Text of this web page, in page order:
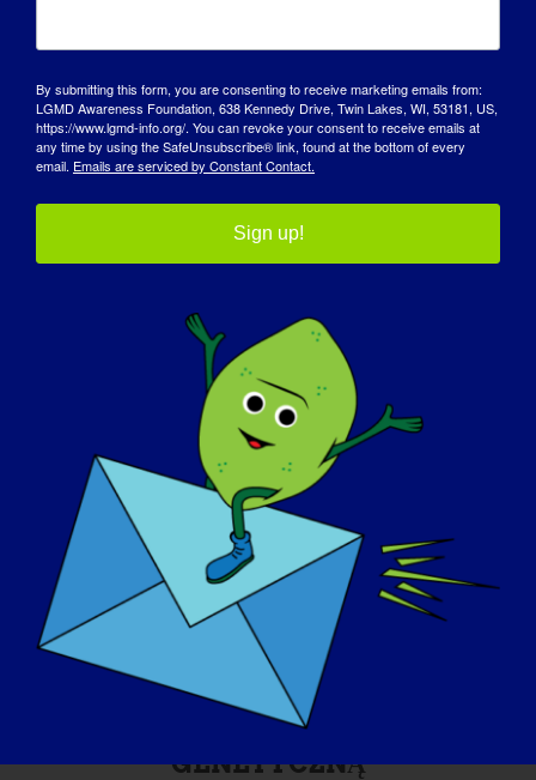
DYSTROFII MIĘŚNIOWEJ
KOŃCZYN DOLNYCH
(LGMD)
Dystrofia mięśniowa kończyn dolnych (LGMD) to
termin określający grupę rzadkich schorzeń, które
powodują osłabienie i zanik mięśni ramion i nóg.
najbliżej ciała (mięśnie proksymalne), w
szczególności mięśnie barków, ramion, obszaru
ZOBACZ WIĘCEJ FAKTÓW NA TEMAT
LGMD
LGMD JEST CHOROBĄ
GENETYCZNĄ
By submitting this form, you are consenting to receive marketing emails from:
LGMD Awareness Foundation, 638 Kennedy Drive, Twin Lakes, WI, 53181, US,
https://www.lgmd-info.org/. You can revoke your consent to receive emails at
any time by using the SafeUnsubscribe® link, found at the bottom of every
email. Emails are serviced by Constant Contact.
Sign up!